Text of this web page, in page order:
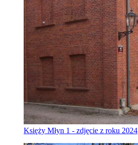
Księży Młyn 1 - zdjęcie z roku 2024